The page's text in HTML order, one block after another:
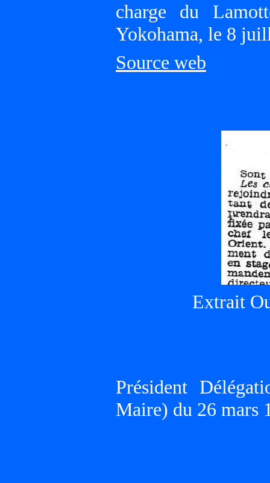
charge du
Yokohama, le 8
Source web
Extrait
Président
Maire) du 26 mars